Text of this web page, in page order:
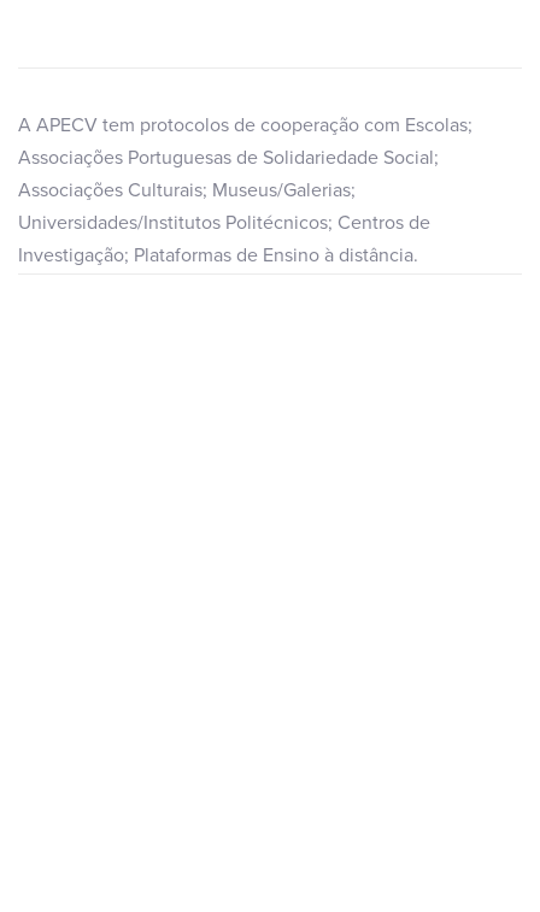
A APECV tem protocolos de cooperação com Escolas;
Associações Portuguesas de Solidariedade Social;
Associações Culturais; Museus/Galerias;
Universidades/Institutos Politécnicos; Centros de
Investigação; Plataformas de Ensino à distância.